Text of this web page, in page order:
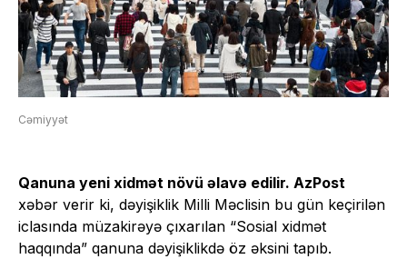
Cəmiyyət
Qanuna yeni xidmət növü əlavə edilir. AzPost
xəbər verir ki, dəyişiklik Milli Məclisin bu gün keçirilən
iclasında müzakirəyə çıxarılan “Sosial xidmət
haqqında” qanuna dəyişiklikdə öz əksini tapıb.